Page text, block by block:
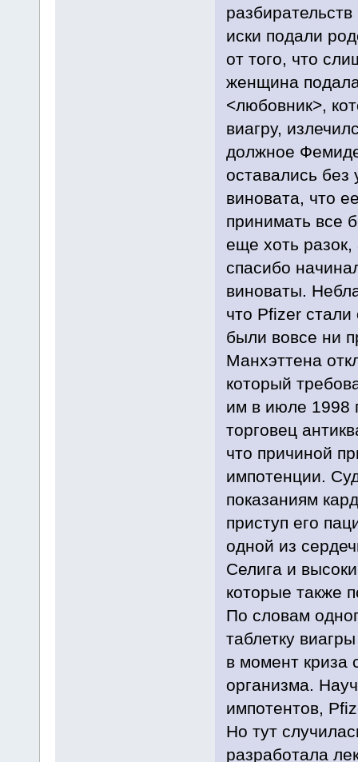
иски подали
от того, что
женщина
<любовник>,
виагру,
должное
оставались без
виновата, что
принимать все
еще хоть
спасибо
виноваты.
что Pfizer стали
были вовсе ни
Манхэттена
который
им в июле 1998
торговец
что причиной
импотенции.
показаниям
приступ его
одной из
Селига и
которые также
По словам
таблетку
в момент криза
организма.
импотентов,
Но тут
разработала